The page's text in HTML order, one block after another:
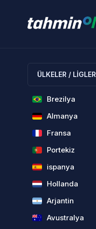
ÜLKELER / LİGLER
Brezilya
Almanya
Fransa
Portekiz
ispanya
Hollanda
Arjantin
Avustralya